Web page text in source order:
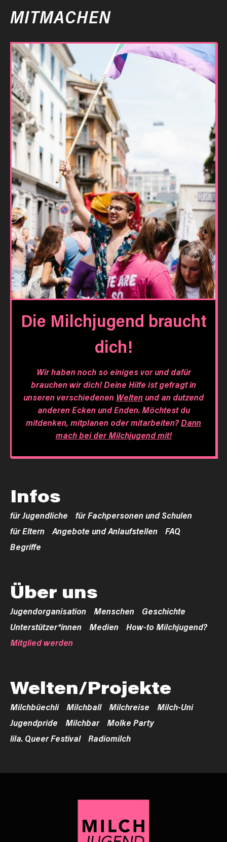
MITMACHEN
Die Milchjugend braucht
dich!
Wir haben noch so einiges vor und dafür
brauchen wir dich! Deine Hilfe ist gefragt in
unseren verschiedenen Weltenund an dutzend
anderen Ecken und Enden. Möchtest du
mitdenken, mitplanen oder mitarbeiten?Dann
mach bei der Milchjugend mit!
Infos
für Jugendliche
für Fachpersonen und Schulen
für Eltern
Angebote und Anlaufstellen
FAQ
Begriffe
Über uns
Jugendorganisation Menschen
Geschichte
Unterstützer*innen
Medien
How-to Milchjugend?
Mitglied werden
Welten/Projekte
Milchbüechli Milchball Milchreise
Milch-Uni
Jugendpride
Milchbar
Molke Party
lila. Queer Festival
Radiomilch